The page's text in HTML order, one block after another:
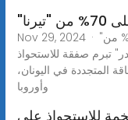
Nov 29, 2024 · "مصدر" تستكمل صفقة الاستحواذ على 70% من
تبرم صفقة للاستحواذ
المتجددة في اليونان،
وأوروبا
للاستحواذ على